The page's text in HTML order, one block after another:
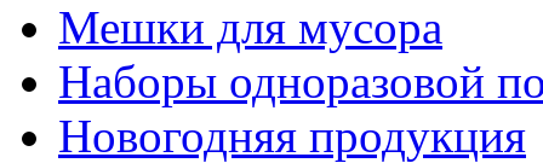
Мешки для мусора
Наборы одноразовой
Новогодняя продукция